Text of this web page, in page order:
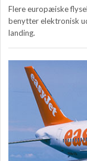
Flere europæiske
benytter elektronisk
landing.